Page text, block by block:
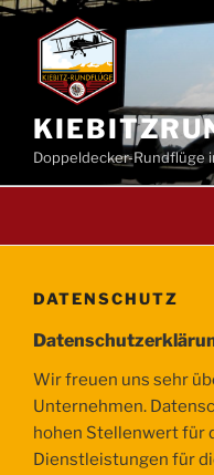
Zum
Inhalt
springen
Doppeldecker-Rundflüge
DATENSCHUTZ
Wir freuen uns sehr
Unternehmen.
hohen Stellenwert für
Dienstleistungen für